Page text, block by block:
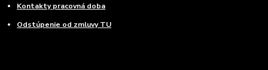
Kontakty pracovná doba
Odstúpenie od zmluvy TU